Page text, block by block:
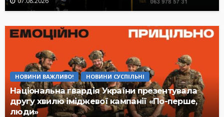
НОВИНИ ВАЖЛИВО! НОВИНИ СУСПІЛЬНІ
Національна гвардія України презентувала
другу хвилю іміджевої кампанії «По-перше,
люди»